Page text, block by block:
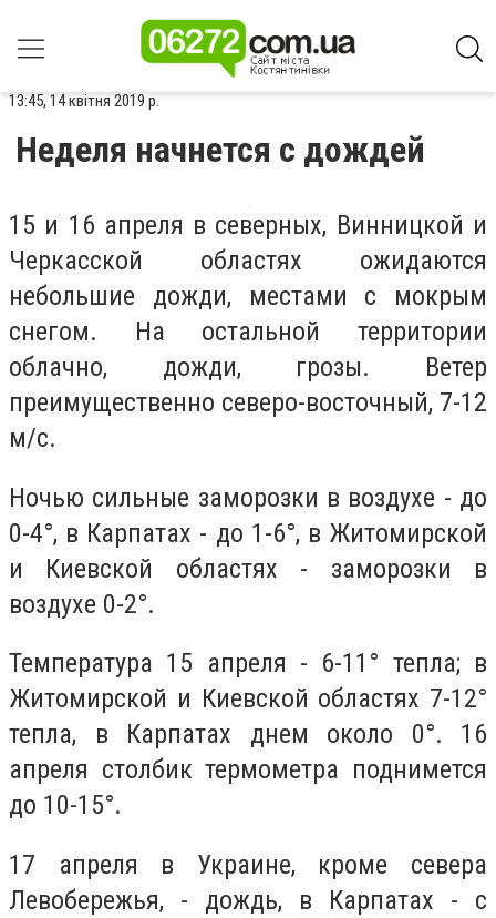
13:45, 14 квітня 2019 р.
Неделя начнется с дождей
15 и 16 апреля в северных, Винницкой и
Черкасской областях ожидаются
небольшие дожди, местами с мокрым
снегом. На остальной территории
облачно, дожди, грозы. Ветер
преимущественно северо-восточный, 7-12
м/с.
Ночью сильные заморозки в воздухе - до
0-4°, в Карпатах - до 1-6°, в Житомирской
и Киевской областях - заморозки в
воздухе 0-2°.
Температура 15 апреля - 6-11° тепла; в
Житомирской и Киевской областях 7-12°
тепла, в Карпатах днем около 0°. 16
апреля столбик термометра поднимется
до 10-15°.
17 апреля в Украине, кроме севера
Левобережья, - дождь, в Карпатах - с